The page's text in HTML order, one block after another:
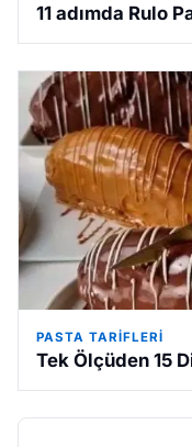
11 adımda Rulo
PASTA TARIFLERI
Tek Ölçüden 15